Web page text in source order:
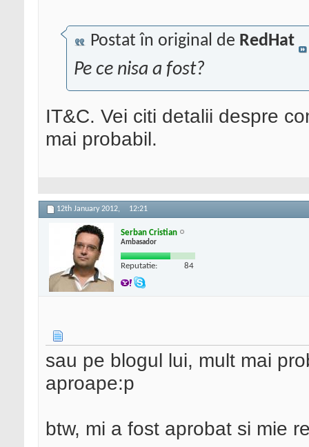
Postat în original de RedHat
Pe ce nisa a fost?
IT&C. Vei citi detalii despre
mai probabil.
12th January 2012, 12:21
Serban Cristian
Ambasador
Reputatie: 84
sau pe blogul lui, mult mai
aproape:p
btw, mi a fost aprobat si mie